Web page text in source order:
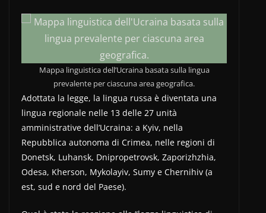
Mappa linguistica dell’Ucraina basata sulla lingua
prevalente per ciascuna area geografica.
Adottata la legge, la lingua russa è diventata una
lingua regionale nelle 13 delle 27 unità
amministrative dell’Ucraina: a Kyiv, nella
Repubblica autonoma di Crimea, nelle regioni di
Donetsk, Luhansk, Dnipropetrovsk, Zaporizhzhia,
Odesa, Kherson, Mykolayiv, Sumy e Chernihiv (a
est, sud e nord del Paese).